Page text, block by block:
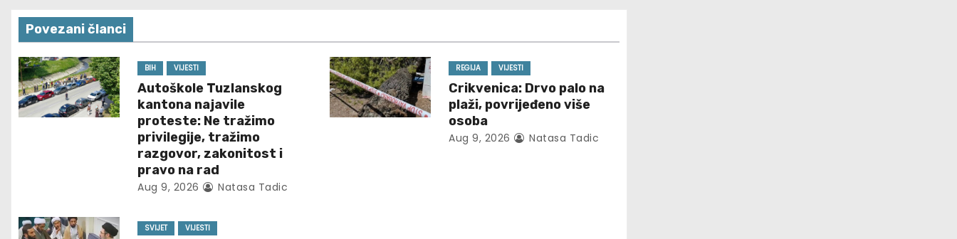
s
t
n
a
a
Povezani članci
BIH VIJESTI
Autoškole Tuzlanskog
kantona najavile
proteste: Ne tražimo
privilegije, tražimo
razgovor, zakonitost i
pravo na rad
Aug 9, 2026 Natasa Tadic
REGIJA VIJESTI
Crikvenica: Drvo palo na
plaži, povrijeđeno više
osoba
Aug 9, 2026 Natasa Tadic
SVIJET VIJESTI